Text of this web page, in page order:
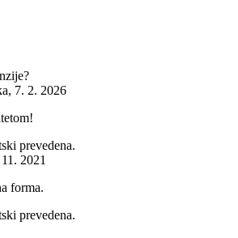
, 7. 2. 2026
prevedena.
2021
forma.
prevedena.